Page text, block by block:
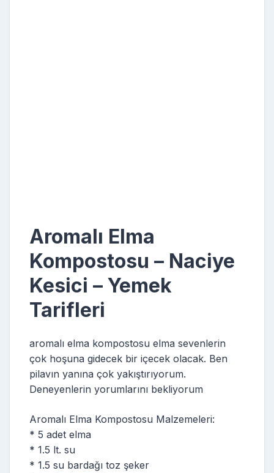
Aromalı Elma
Kompostosu – Naciye
Kesici – Yemek
Tarifleri
aromalı elma kompostosu elma sevenlerin
çok hoşuna gidecek bir içecek olacak. Ben
pilavın yanına çok yakıştırıyorum.
Deneyenlerin yorumlarını bekliyorum
Aromalı Elma Kompostosu Malzemeleri:
* 5 adet elma
* 1.5 lt. su
* 1.5 su bardağı toz şeker